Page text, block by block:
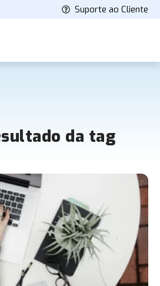
Suporte ao Cliente
da tag